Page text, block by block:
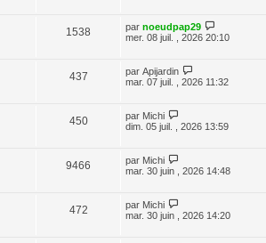
1538 par noeudpap29
mer. 08 juil. , 2026 20:10
437 par Apijardin
mar. 07 juil. , 2026 11:32
450 par Michi
dim. 05 juil. , 2026 13:59
9466 par Michi
mar. 30 juin , 2026 14:48
472 par Michi
mar. 30 juin , 2026 14:20